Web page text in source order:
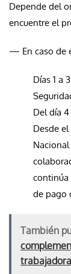
Depende del
encuentre el
— En caso de
Días 1 a
Del día
Desde
continúa
de pago
También